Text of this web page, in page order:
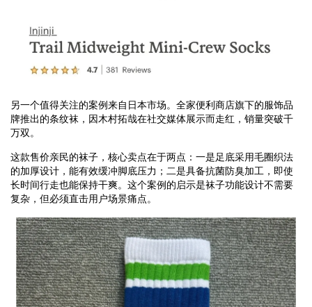
另一个值得关注的案例来自日本市场。全家便利商店旗下的服饰品
牌推出的条纹袜，因木村拓哉在社交媒体展示而走红，销量突破千
万双。
这款售价亲民的袜子，核心卖点在于两点：一是足底采用毛圈织法
的加厚设计，能有效缓冲脚底压力；二是具备抗菌防臭加工，即使
长时间行走也能保持干爽。这个案例的启示是袜子功能设计不需要
复杂，但必须直击用户场景痛点。